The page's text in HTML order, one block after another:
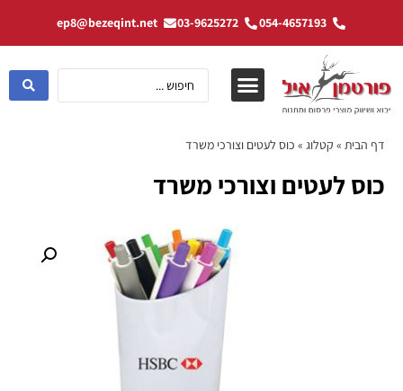
054-4657193
03-9625272
ep8@bezeqint.net
דף הבית » קטלוג » כוס לעטים וצורכי משרד
כוס לעטים וצורכי משרד